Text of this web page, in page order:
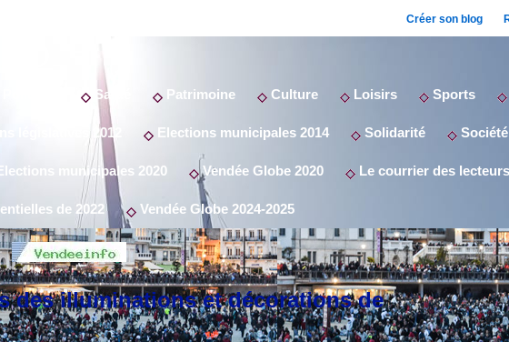
Créer son blog
Santé Patrimoine Culture Loisirs Sports
législatives 2012 Elections municipales 2014 Solidarité Société
municipales 2020 Vendée Globe 2020 Le courrier des lecteurs
de 2022 Vendée Globe 2024-2025
des illuminations et décorations de